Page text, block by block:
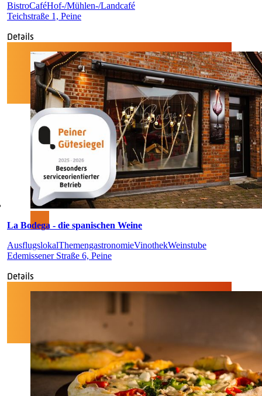
BistroCaféHof-/Mühlen-/Landcafé
Teichstraße 1, Peine
Details
La Bodega - die spanischen Weine
AusflugslokalThemengastronomieVinothekWeinstube
Edemissener Straße 6, Peine
Details